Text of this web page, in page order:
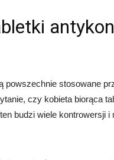
powszechnie stosowane
czy kobieta biorąca
budzi wiele